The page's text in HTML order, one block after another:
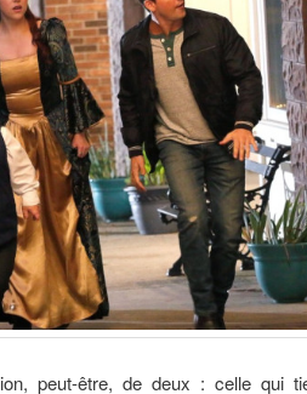
peut-être, de deux : celle qui